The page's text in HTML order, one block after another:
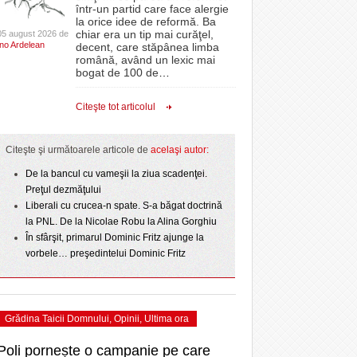
în
- 3 August 2026
cu o victorie
- 25 July 2026
o echipă de
Ziua Timișoarei – City Celebration. Programul
ultimei zile
- 3 August 2026
Sărbătoarea continuă! Zeci de mii de oameni
View all
proiectelor derulate de instituție din fonduri
europene/FOTO
ANAF oferă persoanelor fizice posibilitatea să
beneficieze de Declarația Unică 212
2025
CLIPURI VIDEO
JOCURI ONLINE
DIVERSE
FARMACII DIN
GRĂDINIŢE DIN TIMIŞ
PRIMĂRIILE DIN TIMIŞ
SFATUL MEDICULUI
SFATURI JURIDICE
august 2026 de
Ardelean
într-un partid care face alergie
la orice idee de reformă. Ba
chiar era un tip mai curăţel,
decent, care stăpânea limba
română, având un lexic mai
bogat de 100 de
Citeşte tot articolul
Citeşte şi următoarele articole de acelaşi autor:
De la bancul cu vameşii la ziua scadenţei.
Preţul dezmăţului
Liberali cu crucea-n spate. S-a băgat doctrină
la PNL. De la Nicolae Robu la Alina Gorghiu
În sfârşit, primarul Dominic Fritz ajunge la
vorbele… preşedintelui Dominic Fritz
Grădina Taicii Domnului, Opinii, Ultima ora
pornește o campanie pe care